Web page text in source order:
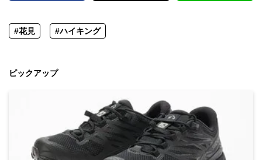
#花見 #ハイキング
ピックアップ